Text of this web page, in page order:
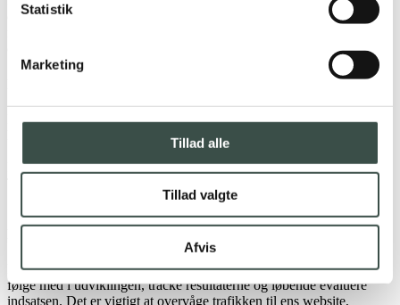
Statistik
Marketing
Tillad alle
Tillad valgte
Afvis
et år eller mere, afhængigt af den ønskede effekt og den tid, der er til
Når tidshorisonten og målet er fastlagt, er næste trin at udarbejde en
handlingsplan. Planen bør indeholde en analyse af den nuværende
SEO-status, identifikation af relevante søgeord og en liste over
konkrete tiltag, der kan forbedre placeringen på søgemaskinerne.
For at sikre succes med den strategiske SEO-indsats er det vigtigt at
følge med i udviklingen, tracke resultaterne og løbende evaluere
indsatsen. Det er vigtigt at overvåge trafikken til ens website,